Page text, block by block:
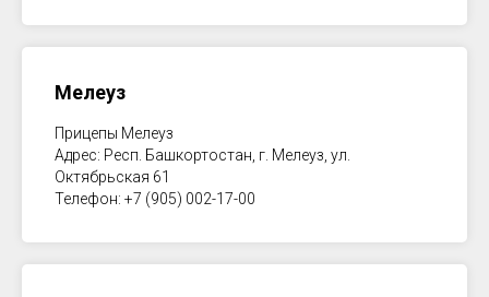
Мелеуз
Прицепы Мелеуз
Адрес: Респ. Башкортостан, г. Мелеуз, ул.
Октябрьская 61
Телефон: +7 (905) 002-17-00